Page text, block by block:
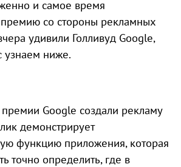
и самое время
премию со стороны рекламных
удивили Голливуд Google,
узнаем ниже.
Google создали рекламу
демонстрирует
функцию приложения, которая
точно определить, где в